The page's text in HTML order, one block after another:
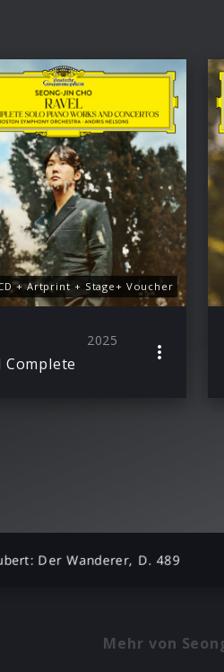
+ Artprint + Stage+ Voucher
2025
Complete
Der Wanderer, D. 489
Mehr von